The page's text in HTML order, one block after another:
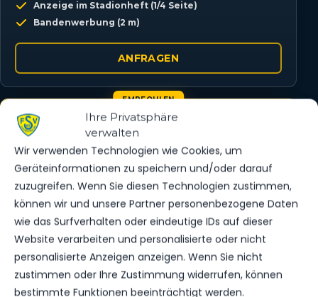
Ihre Privatsphäre
verwalten
Wir verwenden Technologien wie Cookies, um
Geräteinformationen zu speichern und/oder darauf
zuzugreifen. Wenn Sie diesen Technologien zustimmen,
können wir und unsere Partner personenbezogene Daten
wie das Surfverhalten oder eindeutige IDs auf dieser
Website verarbeiten und personalisierte oder nicht
personalisierte Anzeigen anzeigen. Wenn Sie nicht
zustimmen oder Ihre Zustimmung widerrufen, können
bestimmte Funktionen beeinträchtigt werden.
Anzeige im Stadionheft (1/4 Seite)
Bandenwerbung (2 m)
ANFRAGEN
EMPFOHLEN
STADION-PARTNER
Hohe Sichtbarkeit im Stadion & online
Bandenwerbung (4 m)
Nennung auf der Website
Social-Media-Feature
Anzeige im Stadionheft (1/2 Seite)
2 Dauerkarten pro Saison
ANFRAGEN